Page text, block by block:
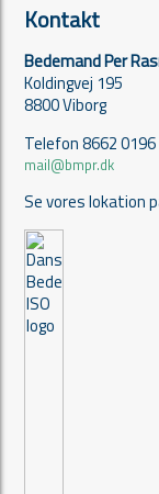
Kontakt
Bedemand Per
Koldingvej 195
8800 Viborg
Telefon 8662 0196
mail@bmpr.dk
Se vores lokation